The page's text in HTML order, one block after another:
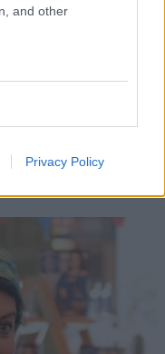
and other
Privacy Policy
οι τροφές,
σας